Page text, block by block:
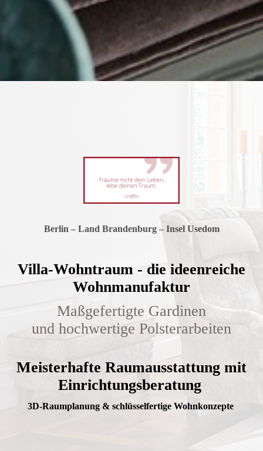
Berlin – Land Brandenburg – Insel Usedom
Villa-Wohntraum - die ideenreiche
Wohnmanufaktur
Maßgefertigte Gardinen
und hochwertige Polsterarbeiten
Meisterhafte Raumausstattung mit
Einrichtungsberatung
3D-Raumplanung & schlüsselfertige Wohnkonzepte